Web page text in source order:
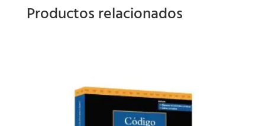
Productos relacionados